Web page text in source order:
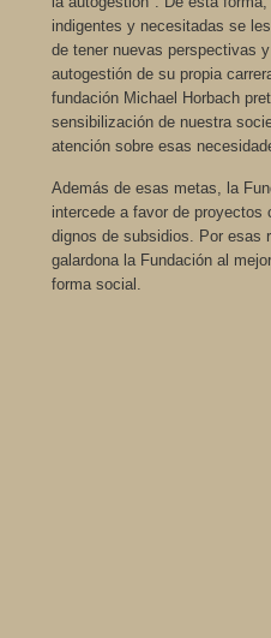
indigentes y necesitadas se
de tener nuevas perspectivas
autogestión de su propia
fundación Michael Horbach
sensibilización de nuestra
atención sobre esas
Además de esas metas, la
intercede a favor de proyectos
dignos de subsidios. Por esas
galardona la Fundación al
forma social.